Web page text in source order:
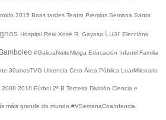
2015 Boas tardes Teatro Premios Semana Santa
Hospital Real Xosé R. Gayoso Luar Eleccións
Bamboleo #GaliciaNoiteMeiga Educación Infantil Familia
30anosTVG Urxencia Cero Área Pública LuarMilenario
2008 2010 Fútbol 2ª B Terceira División Ciencia e
máis grande do mundo #VSemanaCoaInfancia